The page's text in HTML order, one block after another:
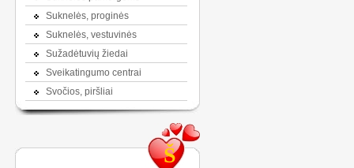
Suknelės, proginės
Suknelės, vestuvinės
Sužadėtuvių žiedai
Sveikatingumo centrai
Svočios, piršliai
Š